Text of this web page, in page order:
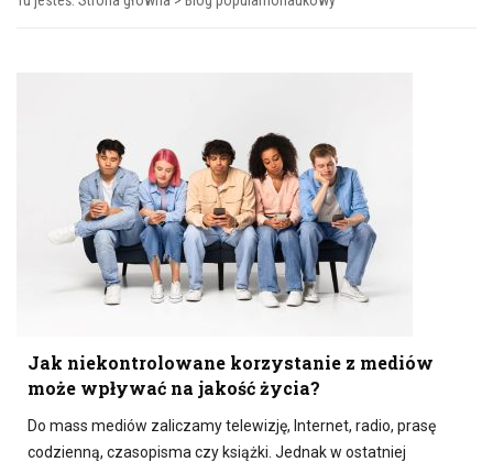
Jak niekontrolowane korzystanie z mediów
może wpływać na jakość życia?
Do mass mediów zaliczamy telewizję, Internet, radio, prasę
codzienną, czasopisma czy książki. Jednak w ostatniej